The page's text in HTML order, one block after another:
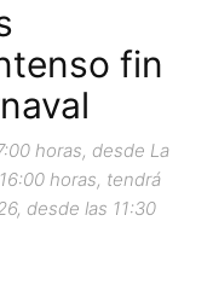
fin
horas, desde La
horas, tendrá
desde las 11:30